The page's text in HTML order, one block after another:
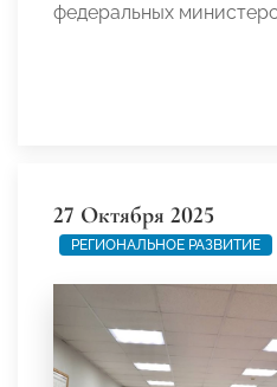
федеральных
27 Октября 2025
РЕГИОНАЛЬНОЕ РАЗВИТИЕ